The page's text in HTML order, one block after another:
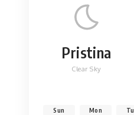
Pristina
Clear Sky
Sun Mon